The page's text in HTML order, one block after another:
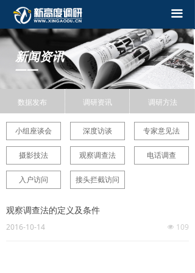
끀
新闻资讯
——
数据发布 调研资讯 调研方法
小组座谈会 深度访谈 专家意见法
摄影技法 观察调查法 电话调查
入户访问 接头拦截访问
观察调查法的定义及条件
넶 109
2016-10-14